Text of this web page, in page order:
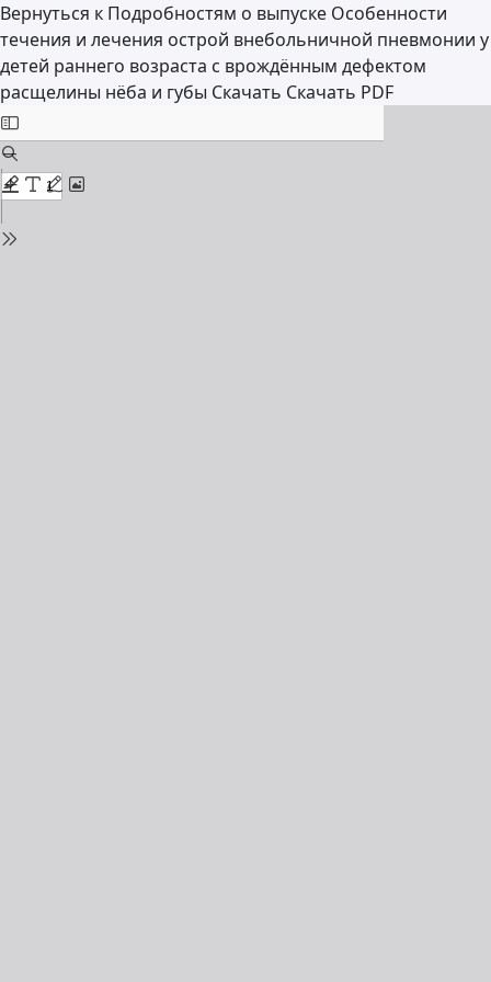
Вернуться к Подробностям о выпуске Особенности
течения и лечения острой внебольничной пневмонии у
детей раннего возраста с врождённым дефектом
расщелины нёба и губы Скачать Скачать PDF